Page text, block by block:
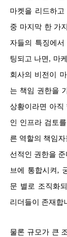
마켓을 리드하
중 마지막 한 가
자들의 특징에
팅되고 나면, 마
회사의 비전이
는 책임 권한을
상황이라면 아직
인 인프라 검토
른 역할의 책임
선적인 권한을
브에 통합시켜,
문 별로 조직화
리더들이 존재합
물론 규모가 큰